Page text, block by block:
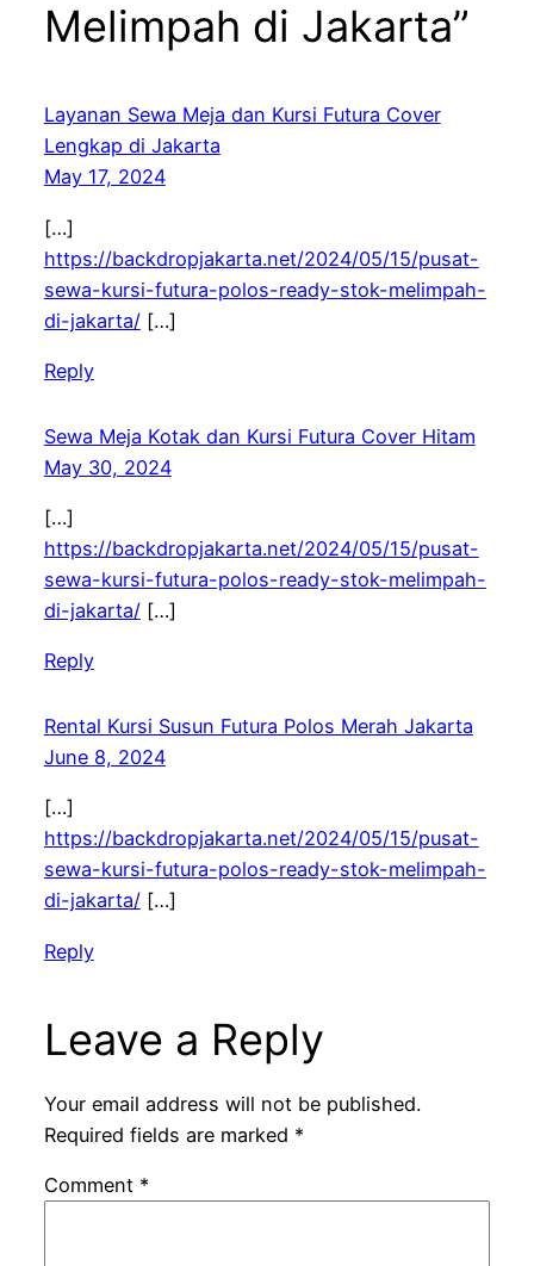
Melimpah di Jakarta”
Layanan Sewa Meja dan Kursi Futura Cover
Lengkap di Jakarta
May 17, 2024
[…]
https://backdropjakarta.net/2024/05/15/pusat-
sewa-kursi-futura-polos-ready-stok-melimpah-
di-jakarta/[…]
Reply
Sewa Meja Kotak dan Kursi Futura Cover Hitam
May 30, 2024
[…]
https://backdropjakarta.net/2024/05/15/pusat-
sewa-kursi-futura-polos-ready-stok-melimpah-
di-jakarta/[…]
Reply
Rental Kursi Susun Futura Polos Merah Jakarta
June 8, 2024
[…]
https://backdropjakarta.net/2024/05/15/pusat-
sewa-kursi-futura-polos-ready-stok-melimpah-
di-jakarta/[…]
Reply
Leave a Reply
Your email address will not be published.
Required fields are marked *
Comment *